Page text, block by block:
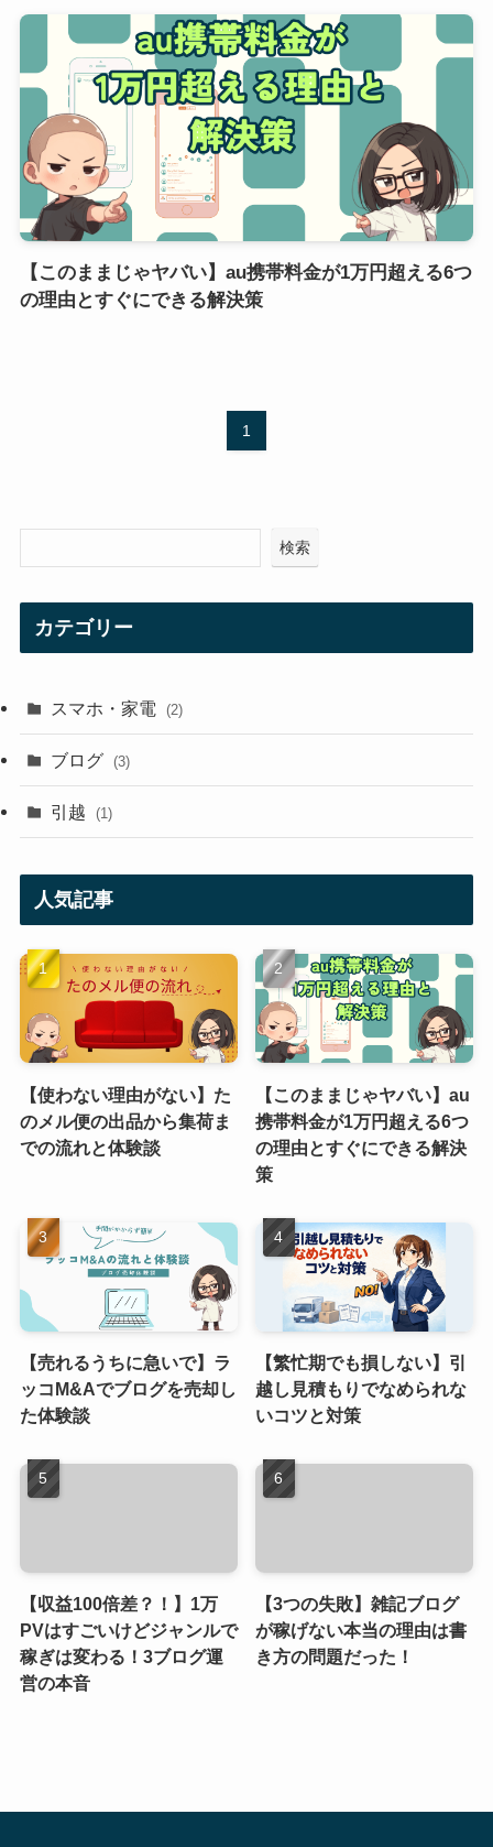
【このままじゃヤバい】au携帯料金が1万円超える6つ
の理由とすぐにできる解決策
1
検索
カテゴリー
スマホ・家電 (2)
ブログ (3)
引越 (1)
人気記事
【使わない理由がない】た
のメル便の出品から集荷ま
での流れと体験談
【このままじゃヤバい】au
携帯料金が1万円超える6つ
の理由とすぐにできる解決
策
【売れるうちに急いで】ラ
ッコM&Aでブログを売却し
た体験談
【繁忙期でも損しない】引
越し見積もりでなめられな
いコツと対策
【収益100倍差？！】1万
PVはすごいけどジャンルで
稼ぎは変わる！3ブログ運
営の本音
【3つの失敗】雑記ブログ
が稼げない本当の理由は書
き方の問題だった！